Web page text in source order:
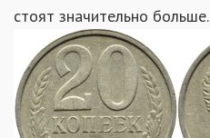
стоят значительно больше.